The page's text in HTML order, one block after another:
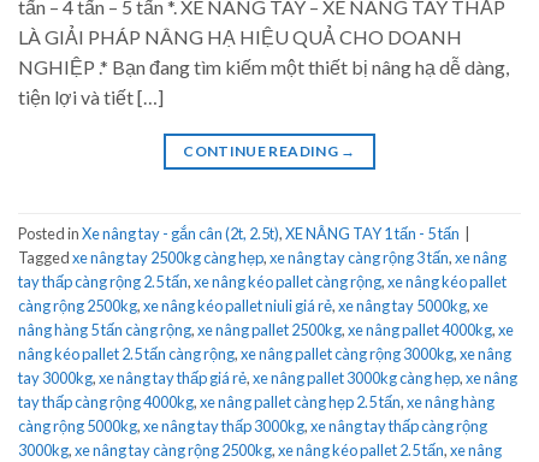
tấn – 4 tấn – 5 tấn *. XE NÂNG TAY – XE NÂNG TAY THẤP
LÀ GIẢI PHÁP NÂNG HẠ HIỆU QUẢ CHO DOANH
NGHIỆP .* Bạn đang tìm kiếm một thiết bị nâng hạ dễ dàng,
tiện lợi và tiết […]
CONTINUE READING →
Posted inXe nâng tay - gắn cân (2t, 2.5t),XE NÂNG TAY 1 tấn - 5 tấn
Taggedxe nâng tay 2500kg càng hẹp,xe nâng tay càng rộng 3 tấn,xe nâng
tay thấp càng rộng 2.5 tấn,xe nâng kéo pallet càng rộng,xe nâng kéo pallet
càng rộng 2500kg,xe nâng kéo pallet niuli giá rẻ,xe nâng tay 5000kg,xe
nâng hàng 5 tấn càng rộng,xe nâng pallet 2500kg,xe nâng pallet 4000kg,xe
nâng kéo pallet 2.5 tấn càng rộng,xe nâng pallet càng rộng 3000kg,xe nâng
tay 3000kg,xe nâng tay thấp giá rẻ,xe nâng pallet 3000kg càng hẹp,xe nâng
tay thấp càng rộng 4000kg,xe nâng pallet càng hẹp 2.5 tấn,xe nâng hàng
càng rộng 5000kg,xe nâng tay thấp 3000kg,xe nâng tay thấp càng rộng
3000kg,xe nâng tay càng rộng 2500kg,xe nâng kéo pallet 2.5 tấn,xe nâng